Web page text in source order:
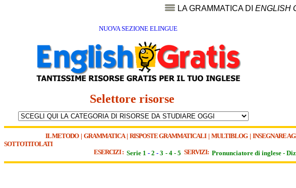
LA GRAMMATICA DI ENGLISH
NUOVA SEZIONE ELINGUE
Selettore risorse
IL METODO| GRAMMATICA| RISPOSTE GRAMMATICALI| MULTIBLOG| INSEGNARE
SOTTOTITOLATI
ESERCIZI : Serie 1 - 2 - 3 - 4 - 5 SERVIZI: Pronunciatore di inglese -